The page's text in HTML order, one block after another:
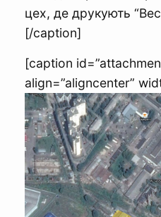
цех, де друкують
[/caption]
[caption
align=”aligncenter”